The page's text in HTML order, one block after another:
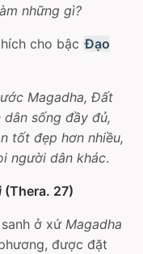
những gì?
cho bậc Ðạo
Magadha, Ðất
sống đầy đủ,
tốt đẹp hơn nhiều,
người dân khác.
(Thera. 27)
ở xứ Magadha
được đặt